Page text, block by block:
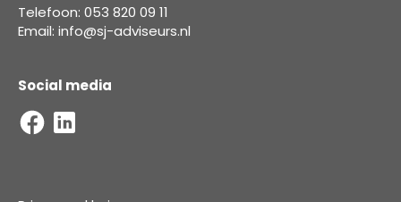
Telefoon: 053 820 09 11
Email: info@sj-adviseurs.nl
Social media